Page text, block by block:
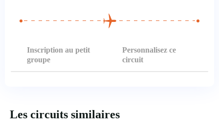
Inscription au petit
groupe
Personnalisez ce
circuit
Les circuits similaires